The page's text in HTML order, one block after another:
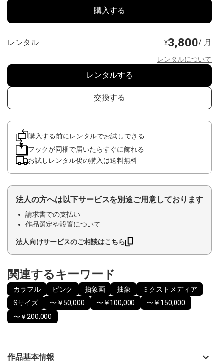
購入する
レンタル ¥3,800/ 月
レンタルについて
レンタルする
交換する
購入する前にレンタルでお試しできる
フックが同梱で届いたらすぐに飾れる
お試しレンタル後の購入は送料無料
法人の方へは以下サービスを別途ご用意しております
請求書での支払い
作品選定や設置について
法人向けサービスのご相談はこちら
関連するキーワード
カラフル ピンク 抽象画 抽象
ミクストメディア
Sサイズ
〜￥50,000 〜￥100,000
〜￥150,000
〜￥200,000
作品基本情報